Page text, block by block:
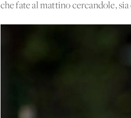
che fate al mattino cercandole,